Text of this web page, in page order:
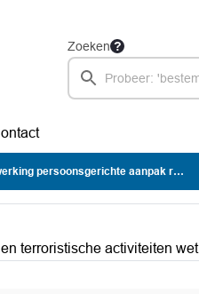
Zoeken
aanpak radicalisering en terroristische activiteiten wet parta
terroristische activiteiten